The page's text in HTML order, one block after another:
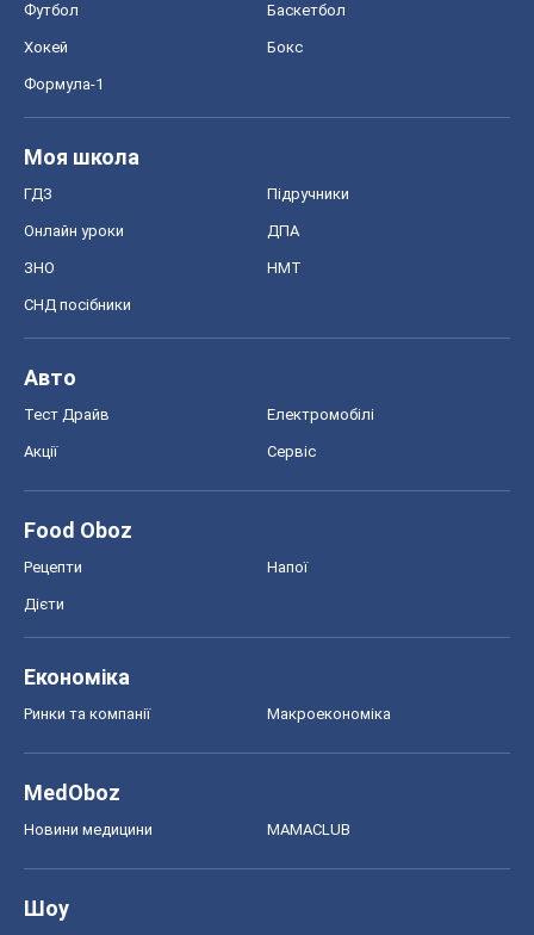
Футбол Баскетбол
Хокей Бокс
Формула-1
Моя школа
ГДЗ Підручники
Онлайн уроки ДПА
ЗНО НМТ
СНД посібники
Авто
Тест Драйв Електромобілі
Акції Сервіс
Food Oboz
Рецепти Напої
Дієти
Економіка
Ринки та компанії Макроекономіка
MedOboz
Новини медицини MAMACLUB
Шоу